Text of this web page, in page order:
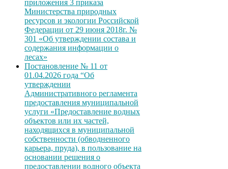
приложения 3 приказа
Министерства природных
ресурсов и экологии Российской
Федерации от 29 июня 2018г. №
301 «Об утверждении состава и
содержания информации о
лесах»
Постановление № 11 от
01.04.2026 года “Об
утверждении
Административного регламента
предоставления муниципальной
услуги «Предоставление водных
объектов или их частей,
находящихся в муниципальной
собственности (обводненного
карьера, пруда), в пользование на
основании решения о
предоставлении водного объекта